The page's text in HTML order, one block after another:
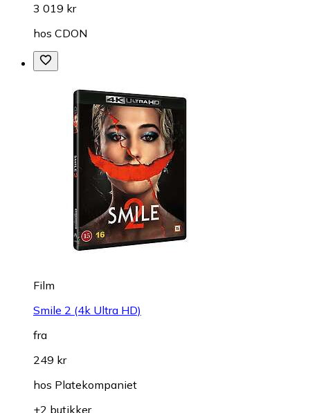
3 019 kr
hos CDON
Film
Smile 2 (4k Ultra HD)
fra
249 kr
hos Platekompaniet
+2 butikker